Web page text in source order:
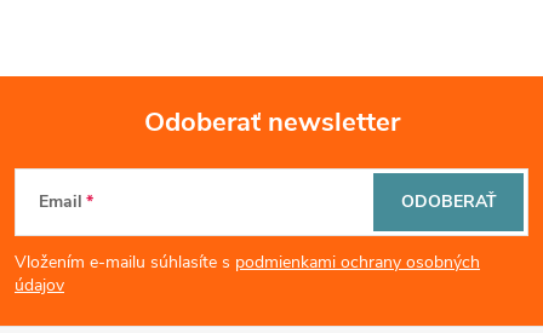
Z
á
p
Odoberať newsletter
Email
Vložením e-mailu súhlasíte s podmienkami ochrany osobných
údajov
ODOBERAŤ